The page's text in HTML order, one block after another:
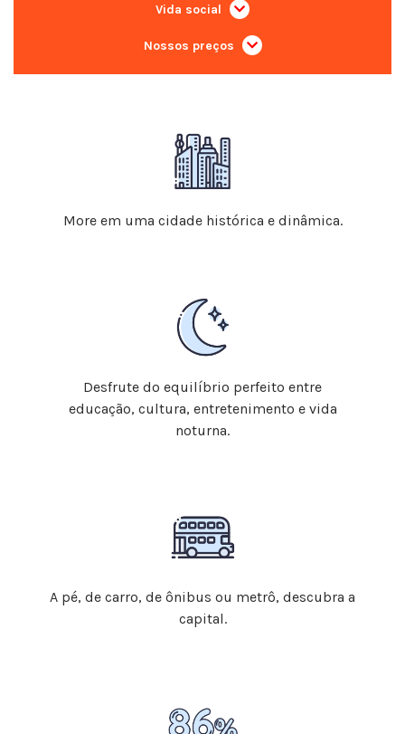
Vida social
Nossos preços
More em uma cidade histórica e dinâmica.
Desfrute do equilíbrio perfeito entre
educação, cultura, entretenimento e vida
noturna.
A pé, de carro, de ônibus ou metrô, descubra a
capital.